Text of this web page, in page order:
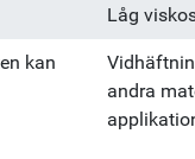
Låg
kan
andra